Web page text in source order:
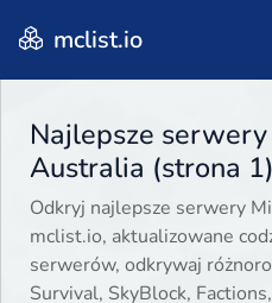
mclist.io
Najlepsze
Australia (strona 1)
Odkryj najlepsze serwery
mclist.io, aktualizowane
serwerów, odkrywaj
Survival, SkyBlock,